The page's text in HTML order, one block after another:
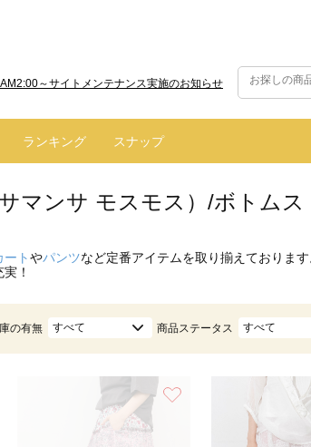
～サイトメンテナンス実施のお知らせ
せ】ヤマト運輸の配送遅延・停止について
ランキング スナップ
マンサ モスモス）/ボトムス
ートやパンツなど定番アイテムを取り揃えておりま
！
の有無 すべて 商品ステータス すべて